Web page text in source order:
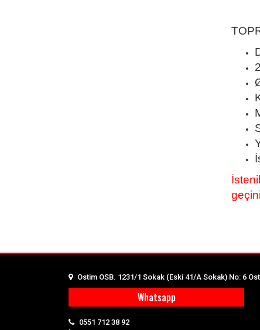
Ostim OSB. 1231/1 Sokak (Eski 41/A Sokak) No: 6
Whatsapp
0551 712 38 92